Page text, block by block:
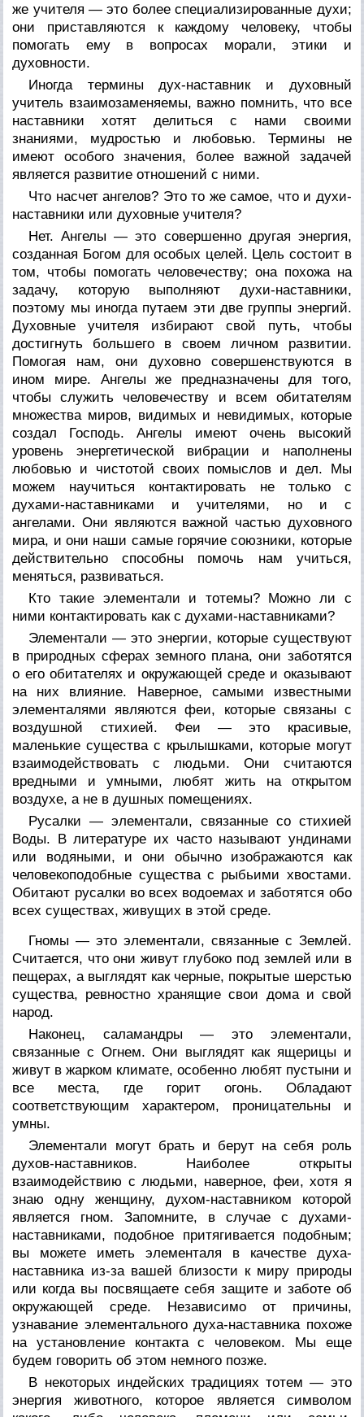
же учителя — это более специализированные духи;
они приставляются к каждому человеку, чтобы
помогать ему в вопросах морали, этики и
духовности.
Иногда термины дух-наставник и духовный
учитель взаимозаменяемы, важно помнить, что все
наставники хотят делиться с нами своими
знаниями, мудростью и любовью. Термины не
имеют особого значения, более важной задачей
является развитие отношений с ними.
Что насчет ангелов? Это то же самое, что и духи-
наставники или духовные учителя?
Нет. Ангелы — это совершенно другая энергия,
созданная Богом для особых целей. Цель состоит в
том, чтобы помогать человечеству; она похожа на
задачу, которую выполняют духи-наставники,
поэтому мы иногда путаем эти две группы энергий.
Духовные учителя избирают свой путь, чтобы
достигнуть большего в своем личном развитии.
Помогая нам, они духовно совершенствуются в
ином мире. Ангелы же предназначены для того,
чтобы служить человечеству и всем обитателям
множества миров, видимых и невидимых, которые
создал Господь. Ангелы имеют очень высокий
уровень энергетической вибрации и наполнены
любовью и чистотой своих помыслов и дел. Мы
можем научиться контактировать не только с
духами-наставниками и учителями, но и с
ангелами. Они являются важной частью духовного
мира, и они наши самые горячие союзники, которые
действительно способны помочь нам учиться,
меняться, развиваться.
Кто такие элементали и тотемы? Можно ли с
ними контактировать как с духами-наставниками?
Элементали — это энергии, которые существуют
в природных сферах земного плана, они заботятся
о его обитателях и окружающей среде и оказывают
на них влияние. Наверное, самыми известными
элементалями являются феи, которые связаны с
воздушной стихией. Феи — это красивые,
маленькие существа с крылышками, которые могут
взаимодействовать с людьми. Они считаются
вредными и умными, любят жить на открытом
воздухе, а не в душных помещениях.
Русалки — элементали, связанные со стихией
Воды. В литературе их часто называют ундинами
или водяными, и они обычно изображаются как
человекоподобные существа с рыбьими хвостами.
Обитают русалки во всех водоемах и заботятся обо
всех существах, живущих в этой среде.
Гномы — это элементали, связанные с Землей.
Считается, что они живут глубоко под землей или в
пещерах, а выглядят как черные, покрытые шерстью
существа, ревностно хранящие свои дома и свой
народ.
Наконец, саламандры — это элементали,
связанные с Огнем. Они выглядят как ящерицы и
живут в жарком климате, особенно любят пустыни и
все места, где горит огонь. Обладают
соответствующим характером, проницательны и
умны.
Элементали могут брать и берут на себя роль
духов-наставников. Наиболее открыты
взаимодействию с людьми, наверное, феи, хотя я
знаю одну женщину, духом-наставником которой
является гном. Запомните, в случае с духами-
наставниками, подобное притягивается подобным;
вы можете иметь элементаля в качестве духа-
наставника из-за вашей близости к миру природы
или когда вы посвящаете себя защите и заботе об
окружающей среде. Независимо от причины,
узнавание элементального духа-наставника похоже
на установление контакта с человеком. Мы еще
будем говорить об этом немного позже.
В некоторых индейских традициях тотем — это
энергия животного, которое является символом